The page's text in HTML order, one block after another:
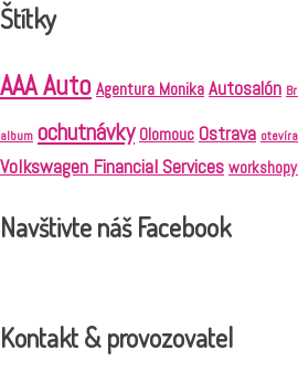
Štítky
AAA Auto Agentura Monika Autosalón
album ochutnávky Olomouc Ostrava
Volkswagen Financial Services
Navštivte náš Facebook
Kontakt & provozovatel